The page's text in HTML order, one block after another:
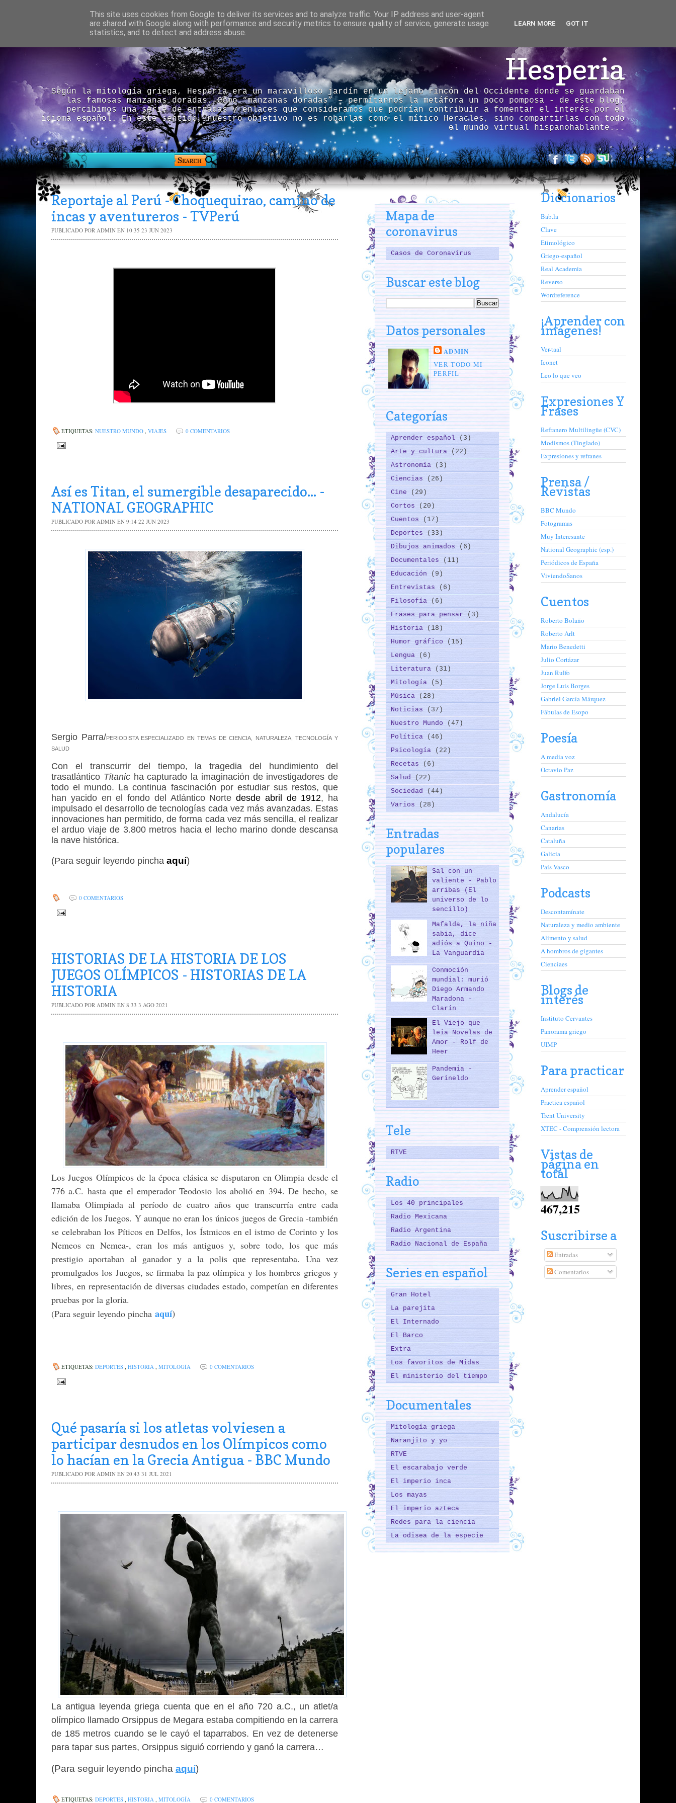
Hesperia
Según la mitología griega, Hesperia era un maravilloso jardín en un lejano rincón del Occidente donde se guardaban
las famosas manzanas doradas. Como “manzanas doradas” – permítannos la metáfora un poco pomposa - de este blog,
percibimos una serie de entradas y enlaces que consideramos que podrían contribuir a fomentar el interés por el
idioma español. En este sentido, nuestro objetivo no es robarlas como el mítico Heracles, sino compartirlas con todo
el mundo virtual hispanohablante...
Reportaje al Perú - Choquequirao, camino de
incas y aventureros - TVPerú
PUBLICADO POR ADMIN EN 10:35 23 JUN 2023
ETIQUETAS: NUESTRO MUNDO VIAJES 0 COMENTARIOS
Así es Titan, el sumergible desaparecido... -
NATIONAL GEOGRAPHIC
PUBLICADO POR ADMIN EN 9:14 22 JUN 2023
Sergio Parra/ PERIODISTA ESPECIALIZADO EN TEMAS DE CIENCIA, NATURALEZA, TECNOLOGÍA Y
SALUD
Con el transcurrir del tiempo, la tragedia del hundimiento del
trasatlántico Titanicha capturado la imaginación de investigadores de
todo el mundo. La continua fascinación por estudiar sus restos, que
han yacido en el fondo del Atlántico Norte desde abril de 1912, ha
impulsado el desarrollo de tecnologías cada vez más avanzadas. Estas
innovaciones han permitido, de forma cada vez más sencilla, el realizar
elarduo viaje de 3.800 metros hacia el lecho marino donde descansa
la nave histórica.
(Para seguir leyendo pincha aquí)
0 COMENTARIOS
HISTORIAS DE LA HISTORIA DE LOS
JUEGOS OLÍMPICOS - HISTORIAS DE LA
HISTORIA
PUBLICADO POR ADMIN EN 8:33 3 AGO 2021
Los Juegos Olímpicos de la época clásica se disputaron en Olimpia desde el
776 a.C. hasta que el emperador Teodosio los abolió en 394. De hecho, se
llamaba Olimpiada al período de cuatro años que transcurría entre cada
edición de los Juegos. Y aunque no eran los únicos juegos de Grecia -también
se celebraban los Píticos en Delfos, los Ístmicos en el istmo de Corinto y los
Nemeos en Nemea-, eran los más antiguos y, sobre todo, los que más
prestigio aportaban al ganador y a la polis que representaba. Una vez
promulgados los Juegos, se firmaba la paz olímpica y los hombres griegos y
libres, en representación de diversas ciudades estado, competían en diferentes
pruebas por la gloria.
(Para seguir leyendo pincha aquí)
ETIQUETAS: DEPORTES HISTORIA MITOLOGÍA 0 COMENTARIOS
Qué pasaría si los atletas volviesen a
participar desnudos en los Olímpicos como
lo hacían en la Grecia Antigua - BBC Mundo
PUBLICADO POR ADMIN EN 20:43 31 JUL 2021
La antigua leyenda griega cuenta que en el año 720 a.C., un atlet/a
olímpico llamado Orsippus de Megara estaba compitiendo en la carrera
de 185 metros cuando se le cayó el taparrabos. En vez de detenerse
para tapar sus partes, Orsippus siguió corriendo y ganó la carrera…
(Para seguir leyendo pincha aquí)
ETIQUETAS: DEPORTES HISTORIA MITOLOGÍA 0 COMENTARIOS
Mapa de
coronavirus
Casos de Coronavirus
Buscar este blog
Datos personales
ADMIN
VER TODO MI
PERFIL
Categorías
Aprender español
(3)
Arte y cultura
(22)
Astronomía
(3)
Ciencias
(26)
Cine
(29)
Cortos
(20)
Cuentos
(17)
Deportes
(33)
Dibujos animados
(6)
Documentales
(11)
Educación
(9)
Entrevistas
(6)
Filosofía
(6)
Frases para pensar
(3)
Historia
(18)
Humor gráfico
(15)
Lengua
(6)
Literatura
(31)
Mitología
(5)
Música
(28)
Noticias
(37)
Nuestro Mundo
(47)
Política
(46)
Psicología
(22)
Recetas
(6)
Salud
(22)
Sociedad
(44)
Varios
(28)
Entradas
populares
Sal con un
valiente - Pablo
arribas (El
universo de lo
sencillo)
Mafalda, la niña
sabia, dice
adiós a Quino -
La Vanguardia
Conmoción
mundial: murió
Diego Armando
Maradona -
Clarín
El Viejo que
leia Novelas de
Amor - Rolf de
Heer
Pandemia -
Gerineldo
Tele
RTVE
Radio
Los 40 principales
Radio Mexicana
Radio Argentina
Radio Nacional de España
Series en español
Gran Hotel
La parejita
El Internado
El Barco
Extra
Los favoritos de Midas
El ministerio del tiempo
Documentales
Mitología griega
Naranjito y yo
RTVE
El escarabajo verde
El imperio inca
Los mayas
El imperio azteca
Redes para la ciencia
La odisea de la especie
Diccionarios
Bab.la
Clave
Etimológico
Griego-español
Real Academia
Reverso
Wordreference
¡Aprender con
imágenes!
Ver-taal
Iconet
Leo lo que veo
Expresiones Y
Frases
Refranero Multilingüe (CVC)
Modismos (Tinglado)
Expresiones y refranes
Prensa /
Revistas
BBC Mundo
Fotogramas
Muy Interesante
National Geographic (esp.)
Periódicos de España
ViviendoSanos
Cuentos
Roberto Bolaño
Roberto Arlt
Mario Benedetti
Julio Cortázar
Juan Rulfo
Jorge Luis Borges
Gabriel García Márquez
Fábulas de Esopo
Poesía
A media voz
Octavio Paz
Gastronomía
Andalucía
Canarias
Cataluña
Galicia
País Vasco
Podcasts
Descontamínate
Naturaleza y medio ambiente
Alimento y salud
A hombros de gigantes
Cienciaes
Blogs de
interés
Instituto Cervantes
Panorama griego
UIMP
Para practicar
Aprender español
Practica español
Trent University
XTEC - Comprensión lectora
Vistas de
página en
total
467,215
Suscribirse a
Entradas
Comentarios
This site uses cookies from Google to deliver its services and to analyze traffic. Your IP address and user-agent
are shared with Google along with performance and security metrics to ensure quality of service, generate usage
statistics, and to detect and address abuse.
LEARN MORE GOT IT